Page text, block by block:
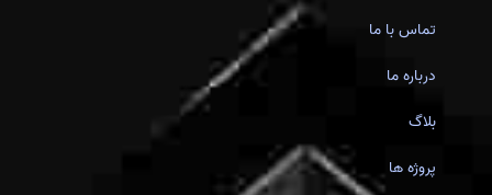
تماس با ما
درباره ما
بلاگ
پروژه ها